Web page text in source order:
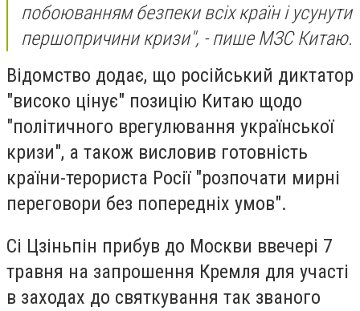
побоюванням безпеки всіх країн і усунути
першопричини кризи", - пише МЗС Китаю.
Відомство додає, що російський диктатор
"високо цінує" позицію Китаю щодо
"політичного врегулювання української
кризи", а також висловив готовність
країни-терориста Росії "розпочати мирні
переговори без попередніх умов".
Сі Цзіньпін прибув до Москви ввечері 7
травня на запрошення Кремля для участі
в заходах до святкування так званого